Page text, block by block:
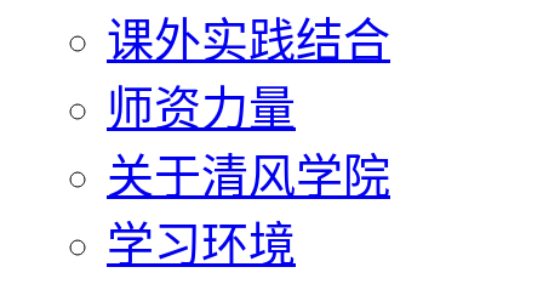
课外实践结合
师资力量
关于清风学院
学习环境